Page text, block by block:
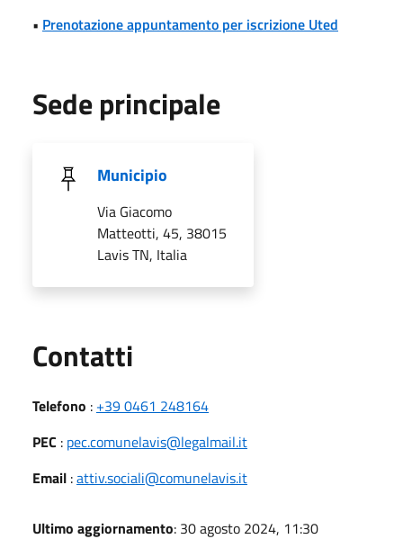
• Prenotazione appuntamento per iscrizione Uted
Sede principale
Municipio
Via Giacomo
Matteotti, 45, 38015
Lavis TN, Italia
Contatti
Telefono : +39 0461 248164
PEC : pec.comunelavis@legalmail.it
Email :attiv.sociali@comunelavis.it
Ultimo aggiornamento: 30 agosto 2024, 11:30